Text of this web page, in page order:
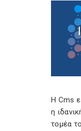
Η Cms
η
τομέα